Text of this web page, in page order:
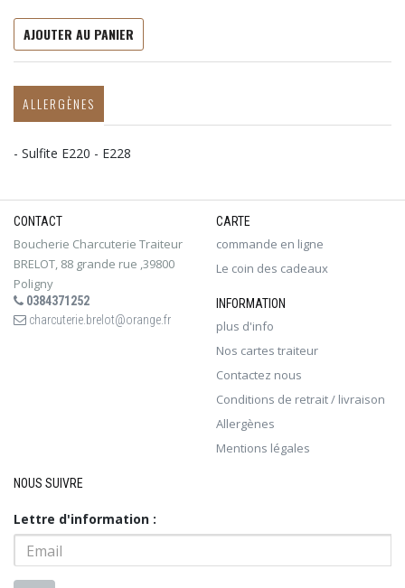
AJOUTER AU PANIER
ALLERGÈNES
- Sulfite E220 - E228
CONTACT
Boucherie Charcuterie Traiteur
BRELOT, 88 grande rue ,39800
Poligny
0384371252
charcuterie.brelot@orange.fr
CARTE
commande en ligne
Le coin des cadeaux
INFORMATION
plus d'info
Nos cartes traiteur
Contactez nous
Conditions de retrait / livraison
Allergènes
Mentions légales
NOUS SUIVRE
Lettre d'information :